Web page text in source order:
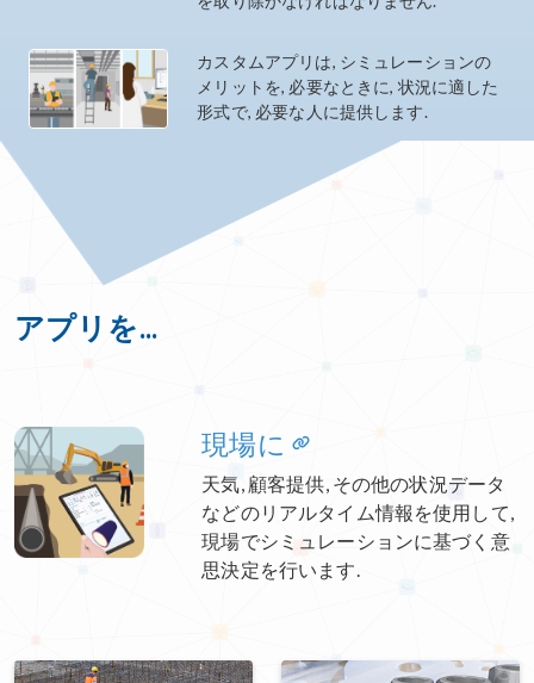
カスタムアプリは, シミュレーションの
メリットを, 必要なときに, 状況に適した
形式で, 必要な人に提供します.
アプリを...
現場に
天気, 顧客提供, その他の状況データ
などのリアルタイム情報を使用して,
現場でシミュレーションに基づく意
思決定を行います.